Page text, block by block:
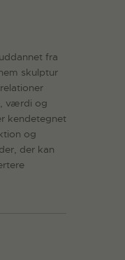
fra
skulptur
værdi og
kendetegnet
og
der kan